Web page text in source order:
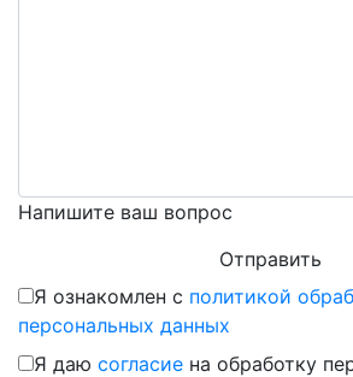
Напишите ваш вопрос
Я ознакомлен с политикой
персональных данных
Я даю согласие на обработку